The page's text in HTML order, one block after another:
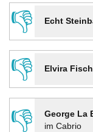
👎
Echt
👎
Elvira
👎
George La
im Cabrio